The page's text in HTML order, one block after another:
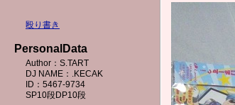
殴り書き
PersonalData
Author：S.TART
DJ NAME：.KECAK
ID：5467-9734
SP10段DP10段